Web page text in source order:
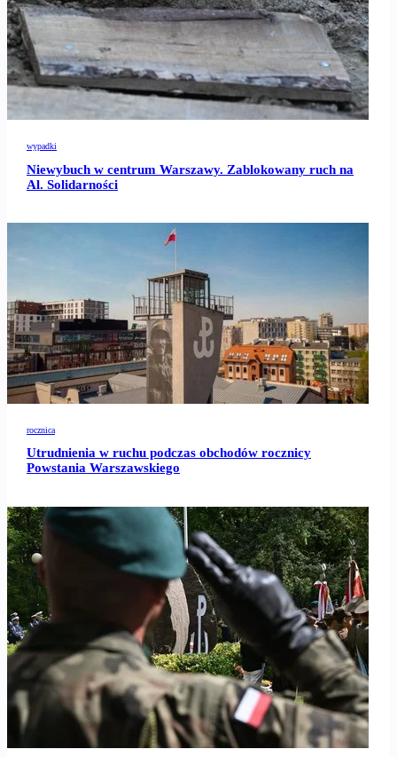
wypadki
Niewybuch w centrum Warszawy. Zablokowany ruch na
Al. Solidarności
rocznica
Utrudnienia w ruchu podczas obchodów rocznicy
Powstania Warszawskiego